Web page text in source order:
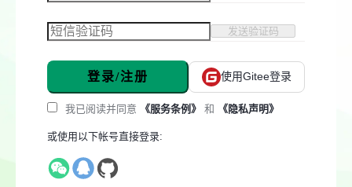
发送验证码
登录/注册 使用Gitee登录
我已阅读并同意 《服务条例》 和 《隐私声明》
或使用以下帐号直接登录: